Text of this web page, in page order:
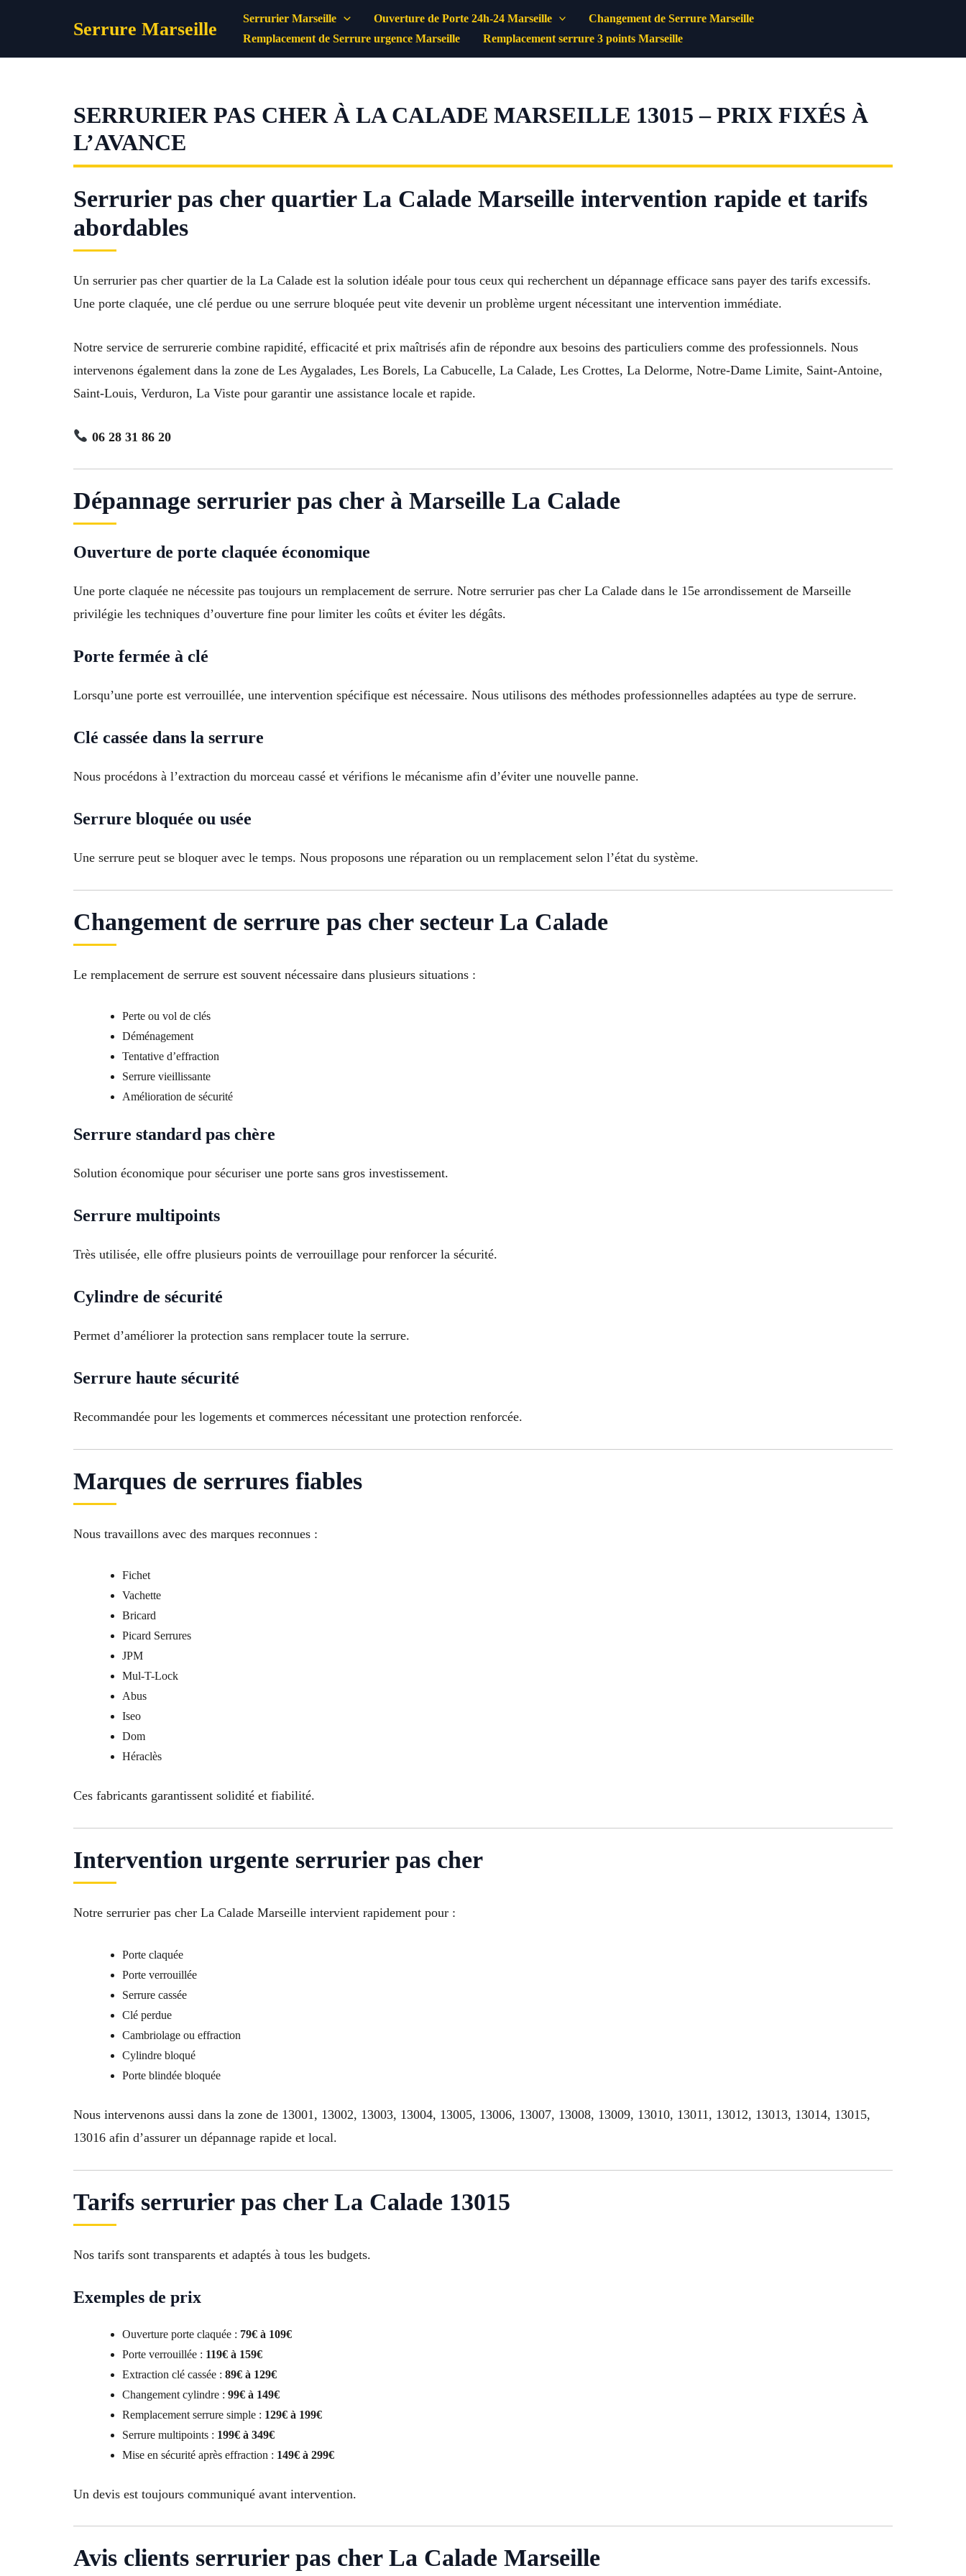
Serrure Marseille Serrurier Marseille Ouverture de Porte 24h-24 Marseille
Changement de Serrure Marseille
Remplacement de Serrure urgence Marseille
Remplacement serrure 3 points Marseille
SERRURIER PAS CHER À LA CALADE MARSEILLE 13015 – PRIX FIXÉS À
L’AVANCE
Serrurier pas cher quartier La Calade Marseille intervention rapide et tarifs
abordables
Un serrurier pas cher quartier de la La Calade est la solution idéale pour tous ceux qui recherchent un dépannage efficace sans payer des tarifs excessifs.
Une porte claquée, une clé perdue ou une serrure bloquée peut vite devenir un problème urgent nécessitant une intervention immédiate.
Notre service de serrurerie combine rapidité, efficacité et prix maîtrisés afin de répondre aux besoins des particuliers comme des professionnels. Nous
intervenons également dans la zone de Les Aygalades, Les Borels, La Cabucelle, La Calade, Les Crottes, La Delorme, Notre-Dame Limite, Saint-Antoine,
Saint-Louis, Verduron, La Viste pour garantir une assistance locale et rapide.
06 28 31 86 20
Dépannage serrurier pas cher à Marseille La Calade
Ouverture de porte claquée économique
Une porte claquée ne nécessite pas toujours un remplacement de serrure. Notre serrurier pas cher La Calade dans le 15e arrondissement de Marseille
privilégie les techniques d’ouverture fine pour limiter les coûts et éviter les dégâts.
Porte fermée à clé
Lorsqu’une porte est verrouillée, une intervention spécifique est nécessaire. Nous utilisons des méthodes professionnelles adaptées au type de serrure.
Clé cassée dans la serrure
Nous procédons à l’extraction du morceau cassé et vérifions le mécanisme afin d’éviter une nouvelle panne.
Serrure bloquée ou usée
Une serrure peut se bloquer avec le temps. Nous proposons une réparation ou un remplacement selon l’état du système.
Changement de serrure pas cher secteur La Calade
Le remplacement de serrure est souvent nécessaire dans plusieurs situations :
Perte ou vol de clés
Déménagement
Tentative d’effraction
Serrure vieillissante
Amélioration de sécurité
Serrure standard pas chère
Solution économique pour sécuriser une porte sans gros investissement.
Serrure multipoints
Très utilisée, elle offre plusieurs points de verrouillage pour renforcer la sécurité.
Cylindre de sécurité
Permet d’améliorer la protection sans remplacer toute la serrure.
Serrure haute sécurité
Recommandée pour les logements et commerces nécessitant une protection renforcée.
Marques de serrures fiables
Nous travaillons avec des marques reconnues :
Fichet
Vachette
Bricard
Picard Serrures
JPM
Mul-T-Lock
Abus
Iseo
Dom
Héraclès
Ces fabricants garantissent solidité et fiabilité.
Intervention urgente serrurier pas cher
Notre serrurier pas cher La Calade Marseille intervient rapidement pour :
Porte claquée
Porte verrouillée
Serrure cassée
Clé perdue
Cambriolage ou effraction
Cylindre bloqué
Porte blindée bloquée
Nous intervenons aussi dans la zone de 13001, 13002, 13003, 13004, 13005, 13006, 13007, 13008, 13009, 13010, 13011, 13012, 13013, 13014, 13015,
13016 afin d’assurer un dépannage rapide et local.
Tarifs serrurier pas cher La Calade 13015
Nos tarifs sont transparents et adaptés à tous les budgets.
Exemples de prix
Ouverture porte claquée : 79€ à 109€
Porte verrouillée : 119€ à 159€
Extraction clé cassée : 89€ à 129€
Changement cylindre : 99€ à 149€
Remplacement serrure simple : 129€ à 199€
Serrure multipoints : 199€ à 349€
Mise en sécurité après effraction : 149€ à 299€
Un devis est toujours communiqué avant intervention.
Avis clients serrurier pas cher La Calade Marseille